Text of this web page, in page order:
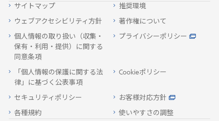
サイトマップ 推奨環境
ウェブアクセシビリティ方針 著作権について
個人情報の取り扱い（収集・
保有・利用・提供）に関する
同意条項
プライバシーポリシー
「個人情報の保護に関する法
律」に基づく公表事項
Cookieポリシー
セキュリティポリシー お客様対応方針
各種規約 使いやすさの調整